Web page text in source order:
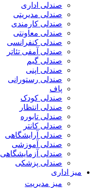
صندلی اداری
صندلی مدیریتی
صندلی کارمندی
صندلی معاونتی
صندلی کنفرانسی
صندلی آمفی تئاتر
صندلی گیم
صندلی اپنی
صندلی رستورانی
پاف
صندلی کودک
صندلی انتظار
صندلی تابوره
صندلی کانتر
صندلی آرایشگاهی
صندلی آموزشی
صندلی آزمایشگاهی
صندلی پزشکی
میز اداری
میز مدیریت